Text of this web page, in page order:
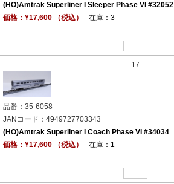
(HO)Amtrak Superliner I Sleeper Phase VI #32052
価格：¥17,600 （税込）
在庫：3
17
品番：35-6058
JANコード：4949727703343
(HO)Amtrak Superliner I Coach Phase VI #34034
価格：¥17,600 （税込）
在庫：1